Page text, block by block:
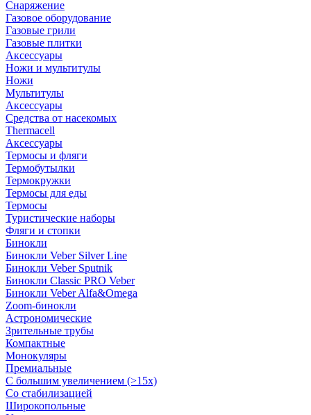
Снаряжение
Газовое оборудование
Газовые грили
Газовые плитки
Аксессуары
Ножи и мультитулы
Ножи
Мультитулы
Аксессуары
Средства от насекомых
Thermacell
Аксессуары
Термосы и фляги
Термобутылки
Термокружки
Термосы для еды
Термосы
Туристические наборы
Фляги и стопки
Бинокли
Бинокли Veber Silver Line
Бинокли Veber Sputnik
Бинокли Classic PRO Veber
Бинокли Veber Alfa&Omega
Zoom-бинокли
Астрономические
Зрительные трубы
Компактные
Монокуляры
Премиальные
С большим увеличением (>15x)
Со стабилизацией
Широкопольные